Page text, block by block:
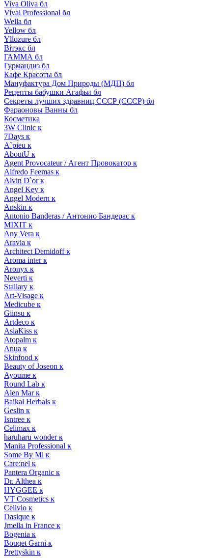
Viva Oliva бл
Vival Professional бл
Wella бл
Yellow бл
Yllozure бл
Вiтэкс бл
ГАММА бл
Гурмандиз бл
Кафе Красоты бл
Мануфактура Дом Природы (МДП) бл
Рецепты бабушки Агафьи бл
Секреты лучших здравниц СССР (СССР) бл
Фараоновы Ванны бл
Косметика
3W Clinic к
7Days к
A`pieu к
AboutU к
Agent Provocateur / Агент Провокатор к
Alfredo Feemas к
Alvin D`or к
Angel Key к
Angel Modern к
Anskin к
Antonio Banderas / Антонио Бандерас к
MIXIT к
Any Vera к
Aravia к
Architect Demidoff к
Aroma inter к
Aronyx к
Neverti к
Stallary к
Art-Visage к
Medicube к
Giinsu к
Artdeco к
AsiaKiss к
Atopalm к
Anua к
Skinfood к
Beauty of Joseon к
Ayoume к
Round Lab к
Alen Mar к
Baikal Herbals к
Geslin к
Isntree к
Celimax к
haruharu wonder к
Manita Professional к
Some By Mi к
Care:nel к
Pantera Organic к
Dr. Althea к
HYGGEE к
VT Cosmetics к
Cellvio к
Dasique к
Jmella in France к
Bogenia к
Bouqet Garni к
Prettyskin к